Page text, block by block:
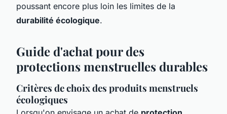
poussant encore plus loin les limites de la
durabilité écologique.
Guide d'achat pour des
protections menstruelles durables
Critères de choix des produits menstruels
écologiques